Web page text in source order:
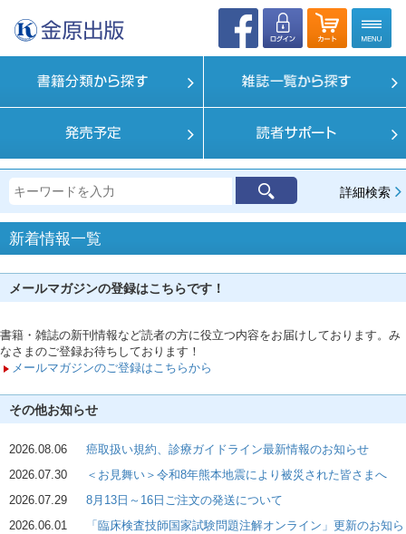
詳細検索
新着情報一覧
メールマガジンの登録はこちらです！
書籍・雑誌の新刊情報など読者の方に役立つ内容をお届けしております。み
なさまのご登録お待ちしております！
メールマガジンのご登録はこちらから
その他お知らせ
2026.08.06
癌取扱い規約、診療ガイドライン最新情報のお知らせ
2026.07.30
＜お見舞い＞令和8年熊本地震により被災された皆さまへ
2026.07.29
8月13日～16日ご注文の発送について
2026.06.01
「臨床検査技師国家試験問題注解オンライン」更新のお知ら